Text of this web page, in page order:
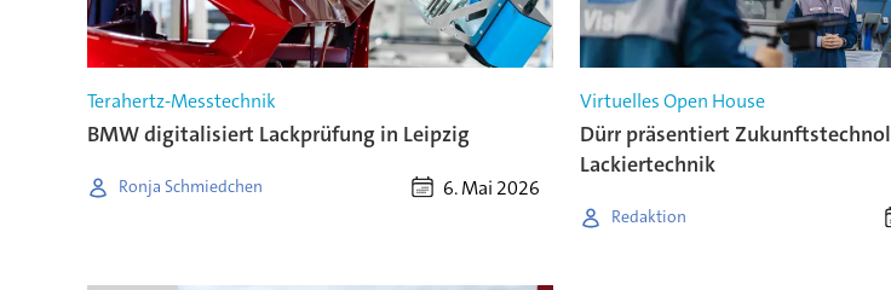
Terahertz-Messtechnik
BMW digitalisiert Lackprüfung in Leipzig
Ronja Schmiedchen 6. Mai 2026
Virtuelles Open House
Dürr präsentiert
Lackiertechnik
Redaktion